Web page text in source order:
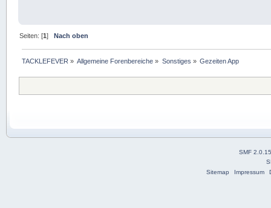
Seiten: [1] Nach oben
TACKLEFEVER » Allgemeine Forenbereiche » Sonstiges » Gezeiten App
SMF 2.0.15
Sitemap
Impressum